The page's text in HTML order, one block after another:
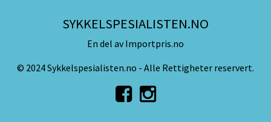
SYKKELSPESIALISTEN.NO
En del av Importpris.no
© 2024 Sykkelspesialisten.no - Alle Rettigheter reservert.